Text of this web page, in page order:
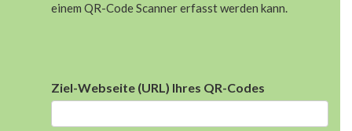
einem QR-Code Scanner erfasst werden kann.
Ziel-Webseite (URL) Ihres QR-Codes